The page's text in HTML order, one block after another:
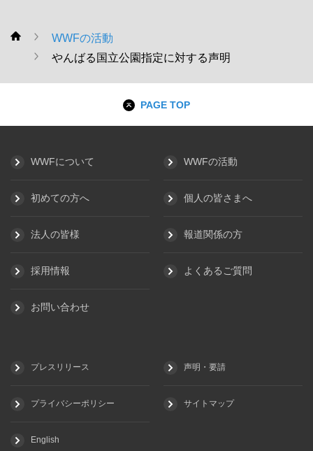
WWF
WWFの活動
やんばる国立公園指定に対する声明
PAGE TOP
WWFについて WWFの活動
初めての方へ 個人の皆さまへ
法人の皆様 報道関係の方
採用情報 よくあるご質問
お問い合わせ
プレスリリース 声明・要請
プライバシーポリシー サイトマップ
English